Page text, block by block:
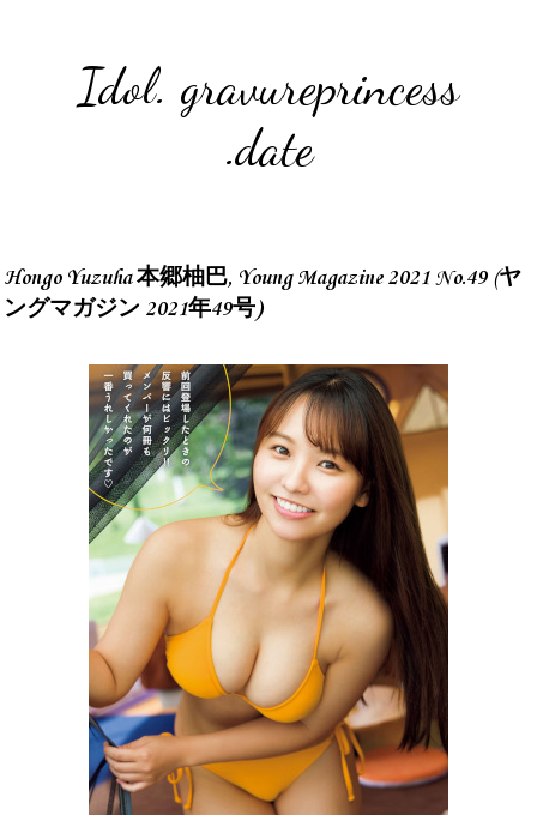
Idol. gravureprincess
.date
Hongo Yuzuha 本郷柚巴, Young Magazine 2021 No.49 (ヤ
ングマガジン 2021年49号)